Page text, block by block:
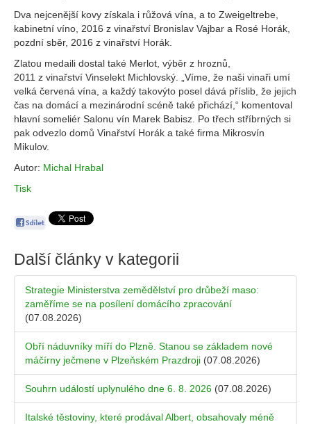
Dva nejcenější kovy získala i růžová vína, a to Zweigeltrebe,
kabinetní víno, 2016 z vinařství Bronislav Vajbar a Rosé Horák,
pozdní sběr, 2016 z vinařství Horák.
Zlatou medaili dostal také Merlot, výběr z hroznů,
2011 z vinařství Vinselekt Michlovský. „Víme, že naši vinaři umí
velká červená vína, a každý takovýto posel dává příslib, že jejich
čas na domácí a mezinárodní scéně také přichází,“ komentoval
hlavní someliér Salonu vín Marek Babisz. Po třech stříbrných si
pak odvezlo domů Vinařství Horák a také firma Mikrosvín
Mikulov.
Autor: Michal Hrabal
Tisk
Další články v kategorii
Strategie Ministerstva zemědělství pro drůbeží maso:
zaměříme se na posílení domácího zpracování
(07.08.2026)
Obří náduvníky míří do Plzně. Stanou se základem nové
máčírny ječmene v Plzeňském Prazdroji (07.08.2026)
Souhrn událostí uplynulého dne 6. 8. 2026 (07.08.2026)
Italské těstoviny, které prodával Albert, obsahovaly méně